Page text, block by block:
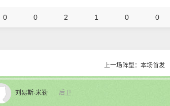
0 0 2 1 0 0
上一场阵型：本场首发
后卫
刘易斯·米勒